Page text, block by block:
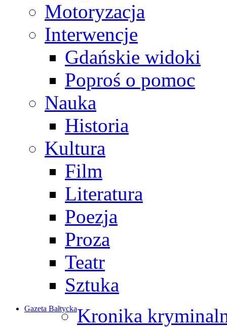
Motoryzacja
Interwencje
Gdańskie widoki
Poproś o pomoc
Nauka
Historia
Kultura
Film
Literatura
Poezja
Proza
Teatr
Sztuka
Gazeta BałtyckaKronika